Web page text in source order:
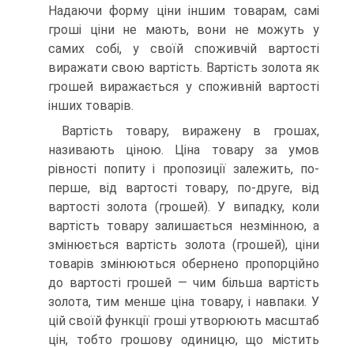
Надаючи форму ціни іншим товарам, самі
гроші ціни не мають, вони не можуть у
самих собі, у своїй споживчій вартості
виражати свою вартість. Вартість золота як
грошей виражається у споживній вартості
інших товарів.
Вартість товару, виражену в грошах,
називають ціною. Ціна товару за умов
рівності попиту і пропозиції залежить, по-
перше, від вартості товару, по-друге, від
вартості золота (грошей). У випадку, коли
вартість товару залишається незмінною, а
змінюється вартість золота (грошей), ціни
товарів змінюються обернено пропорційно
до вартості грошей — чим більша вартість
золота, тим менше ціна товару, і навпаки. У
цій своїй функції гроші утворюють масштаб
цін, тобто грошову одиницю, що містить